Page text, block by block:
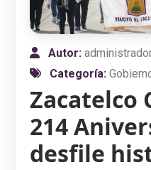
Autor:
Categoría:
Zacatelco
214
desfile